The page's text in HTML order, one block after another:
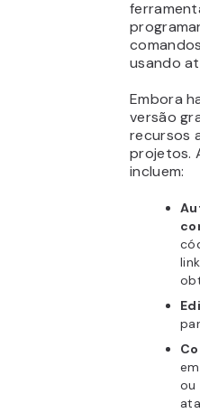
usando
Embora
versão
recursos
projetos.
incluem:
ou